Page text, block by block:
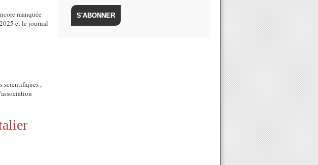
manquée
et le journal
scientifiques ,